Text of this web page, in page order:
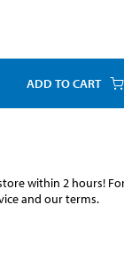
ADD TO CART
within 2 hours!
and our terms.